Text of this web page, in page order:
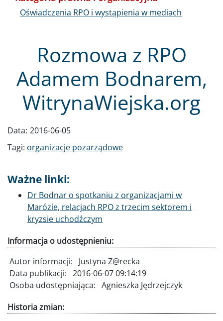
Rozmowa z RPO
Adamem Bodnarem,
WitrynaWiejska.org
Data: 2016-06-05
Tagi: organizacje pozarządowe
Ważne linki:
Dr Bodnar o spotkaniu z organizacjami w
Marózie, relacjach RPO z trzecim sektorem i
kryzsie uchodźczym
Informacja o udostępnieniu:
Autor informacji:
Justyna Z@recka
Data publikacji: 2016-06-07 09:14:19
Osoba udostępniająca: Agnieszka Jędrzejczyk
Historia zmian:
Oświadczenia RPO i wystąpienia w mediach